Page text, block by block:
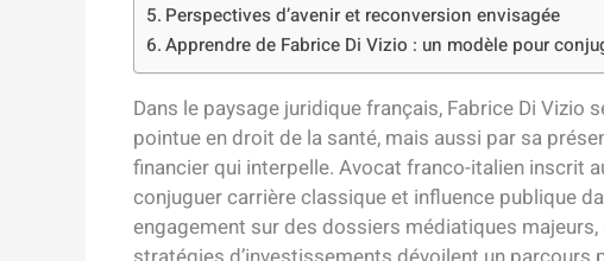
Perspectives d’avenir et reconversion envisagée
Apprendre de Fabrice Di Vizio : un modèle pour
Dans le paysage juridique français, Fabrice Di
pointue en droit de la santé, mais aussi par sa
financier qui interpelle. Avocat franco-italien inscrit
conjuguer carrière classique et influence publique
engagement sur des dossiers médiatiques